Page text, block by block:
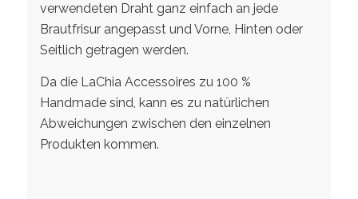
verwendeten Draht ganz einfach an jede
Brautfrisur angepasst und Vorne, Hinten oder
Seitlich getragen werden.
Da die LaChia Accessoires zu 100 %
Handmade sind, kann es zu natürlichen
Abweichungen zwischen den einzelnen
Produkten kommen.